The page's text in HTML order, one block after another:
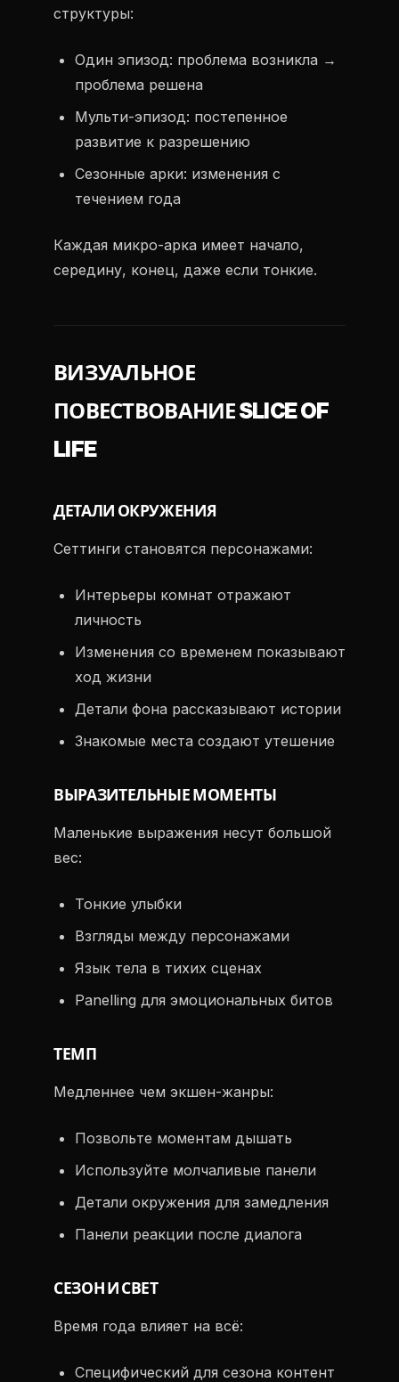
структуры:
Один эпизод: проблема возникла →
проблема решена
Мульти-эпизод: постепенное
развитие к разрешению
Сезонные арки: изменения с
течением года
Каждая микро-арка имеет начало,
середину, конец, даже если тонкие.
ВИЗУАЛЬНОЕ
ПОВЕСТВОВАНИЕ SLICE OF
LIFE
ДЕТАЛИ ОКРУЖЕНИЯ
Сеттинги становятся персонажами:
Интерьеры комнат отражают
личность
Изменения со временем показывают
ход жизни
Детали фона рассказывают истории
Знакомые места создают утешение
ВЫРАЗИТЕЛЬНЫЕ МОМЕНТЫ
Маленькие выражения несут большой
вес:
Тонкие улыбки
Взгляды между персонажами
Язык тела в тихих сценах
Panelling для эмоциональных битов
ТЕМП
Медленнее чем экшен-жанры:
Позвольте моментам дышать
Используйте молчаливые панели
Детали окружения для замедления
Панели реакции после диалога
СЕЗОН И СВЕТ
Время года влияет на всё:
Специфический для сезона контент